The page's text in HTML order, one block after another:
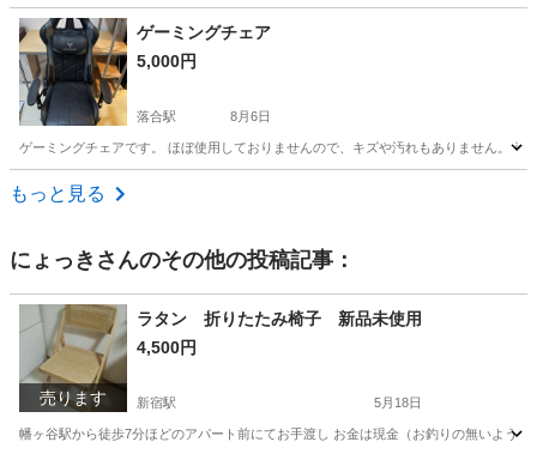
東京 江東区 亀戸駅 オフィス用家具
ゲーミングチェア
5,000円
落合駅 8月6日
ゲーミングチェアです。 ほぼ使用しておりませんので、キズや汚れもありません。
東京 中野区
もっと見る
にょっき さんのその他の投稿記事：
売ります
ラタン 折りたたみ椅子 新品未使用
4,500円
新宿駅 5月18日
幡ヶ谷駅から徒歩7分ほどのアパート前にてお手渡し お金は現金（お釣りの無いよう